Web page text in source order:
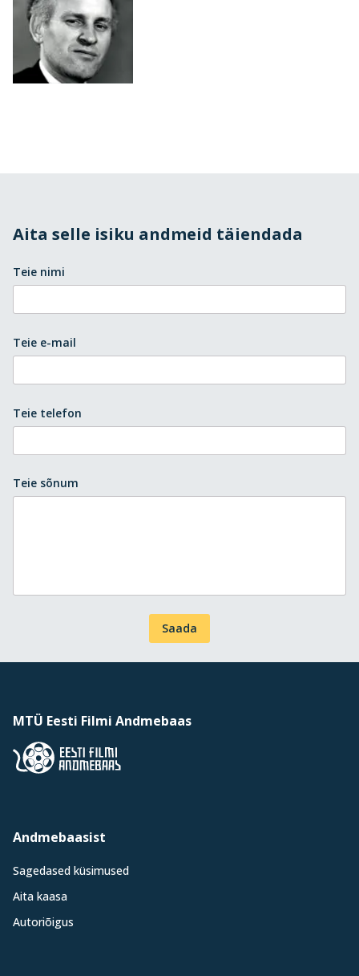
Aita selle isiku andmeid täiendada
Teie nimi
Teie e-mail
Teie telefon
Teie sõnum
Saada
MTÜ Eesti Filmi Andmebaas
Andmebaasist
Sagedased küsimused
Aita kaasa
Autoriõigus